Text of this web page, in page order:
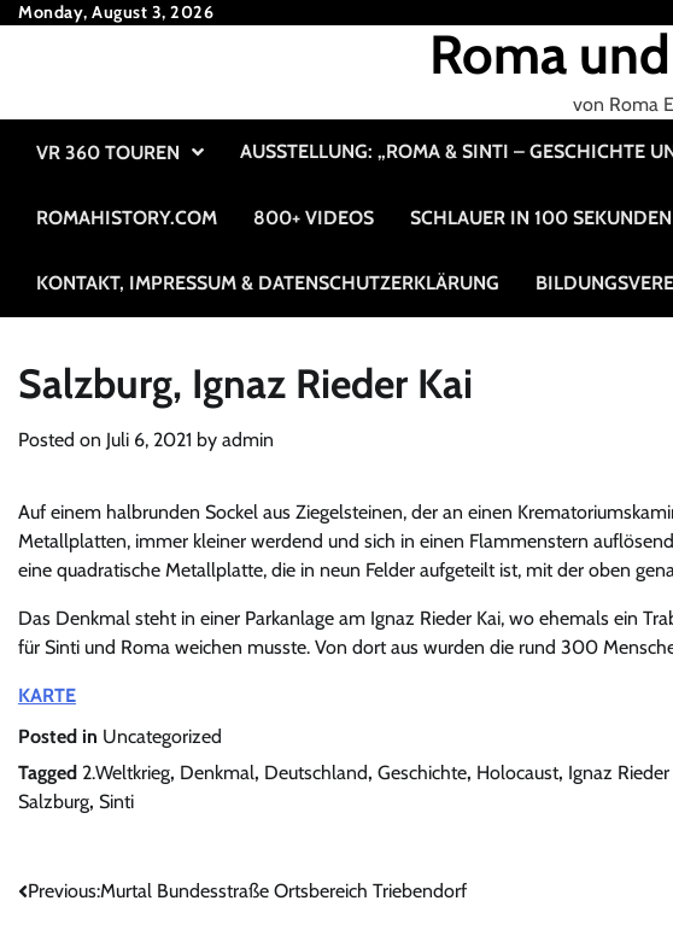
SkipMonday, August 3, 2026
Roma
von Roma
VR 360 TOUREN AUSSTELLUNG: „ROMA & SINTI – GESCHICHTE
ROMAHISTORY.COM 800+ VIDEOS SCHLAUER IN 100 SEKUNDEN
KONTAKT, IMPRESSUM & DATENSCHUTZERKLÄRUNG
Salzburg, Ignaz Rieder Kai
Posted on Juli 6, 2021 by admin
Auf einem halbrunden Sockel aus Ziegelsteinen, der an einen
Metallplatten, immer kleiner werdend und sich in einen Flammenstern
eine quadratische Metallplatte, die in neun Felder aufgeteilt ist, mit der oben
Das Denkmal steht in einer Parkanlage am Ignaz Rieder Kai, wo ehemals ein
für Sinti und Roma weichen musste. Von dort aus wurden die rund 300
KARTE
Posted in Uncategorized
Tagged 2.Weltkrieg, Denkmal, Deutschland, Geschichte, Holocaust, Ignaz Rieder
Salzburg, Sinti
Beitrags-
Previous:Murtal Bundesstraße Ortsbereich Triebendorf